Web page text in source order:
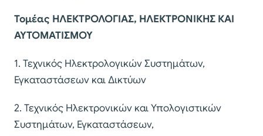
Τομέας ΗΛΕΚΤΡΟΛΟΓΙΑΣ, ΗΛΕΚΤΡΟΝΙΚΗΣ ΚΑΙ
ΑΥΤΟΜΑΤΙΣΜΟΥ
1. Τεχνικός Ηλεκτρολογικών Συστημάτων,
Εγκαταστάσεων και Δικτύων
2. Τεχνικός Ηλεκτρονικών και Υπολογιστικών
Συστημάτων, Εγκαταστάσεων,